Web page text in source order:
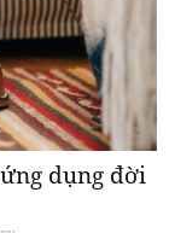
dụng đời